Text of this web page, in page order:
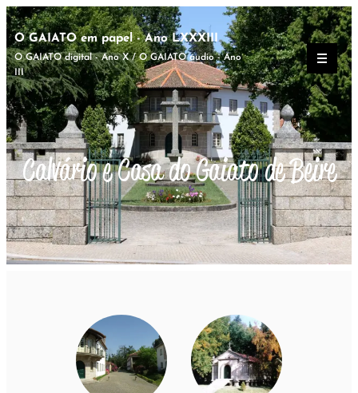
O GAIATO em papel - Ano LXXXIII
O GAIATO digital - Ano X / O GAIATO áudio - Ano
III
Calvário e Casa do Gaiato de Beire